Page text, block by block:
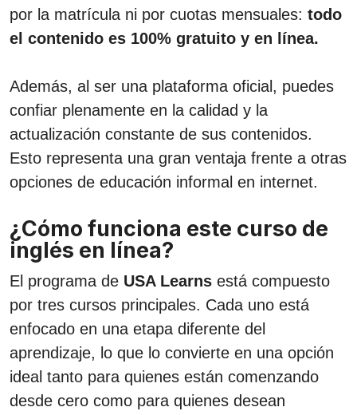
por la matrícula ni por cuotas mensuales: todo
el contenido es 100% gratuito y en línea.
Además, al ser una plataforma oficial, puedes
confiar plenamente en la calidad y la
actualización constante de sus contenidos.
Esto representa una gran ventaja frente a otras
opciones de educación informal en internet.
¿Cómo funciona este curso de
inglés en línea?
El programa de USA Learns está compuesto
por tres cursos principales. Cada uno está
enfocado en una etapa diferente del
aprendizaje, lo que lo convierte en una opción
ideal tanto para quienes están comenzando
desde cero como para quienes desean